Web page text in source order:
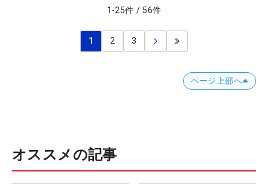
1 -25件 / 56件
1 2 3
ページ上部へ
オススメの記事